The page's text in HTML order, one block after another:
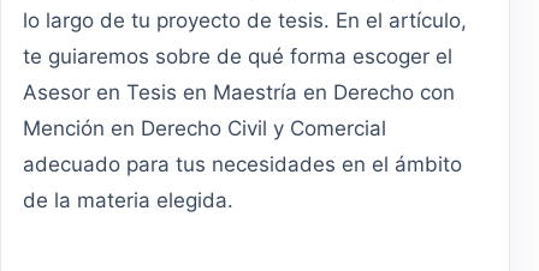
lo largo de tu proyecto de tesis. En el artículo,
te guiaremos sobre de qué forma escoger el
Asesor en Tesis en Maestría en Derecho con
Mención en Derecho Civil y Comercial
adecuado para tus necesidades en el ámbito
de la materia elegida.